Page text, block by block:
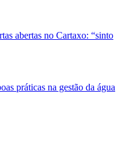
abertas no Cartaxo: “sinto
práticas na gestão da água